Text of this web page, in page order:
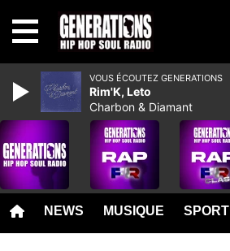
NEWS MUSIQUE SPORT
VOUS ÉCOUTEZ GENERATIONS
Rim'K, Leto
Charbon & Diamant